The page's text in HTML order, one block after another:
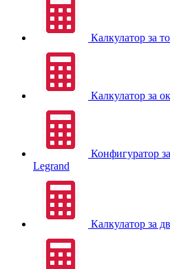
Калкулатор за
Калкулатор за
Конфигуратор
Legrand
Калкулатор за